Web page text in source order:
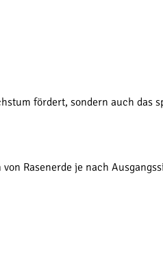
fördert, sondern auch das
Rasenerde je nach